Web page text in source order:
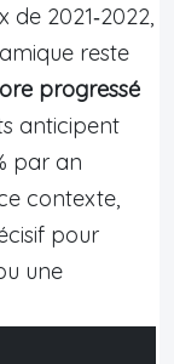
2021‑2022,
reste
progressé
anticipent
par an
contexte,
pour
une